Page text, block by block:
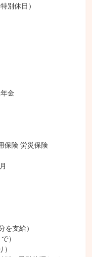
別休日）
金
保険 労災保険
を支給）
）